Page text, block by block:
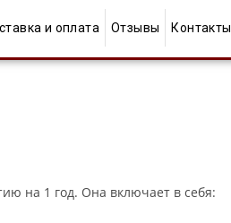
и оплата Отзывы Контакты
на 1 год. Она включает в себя: